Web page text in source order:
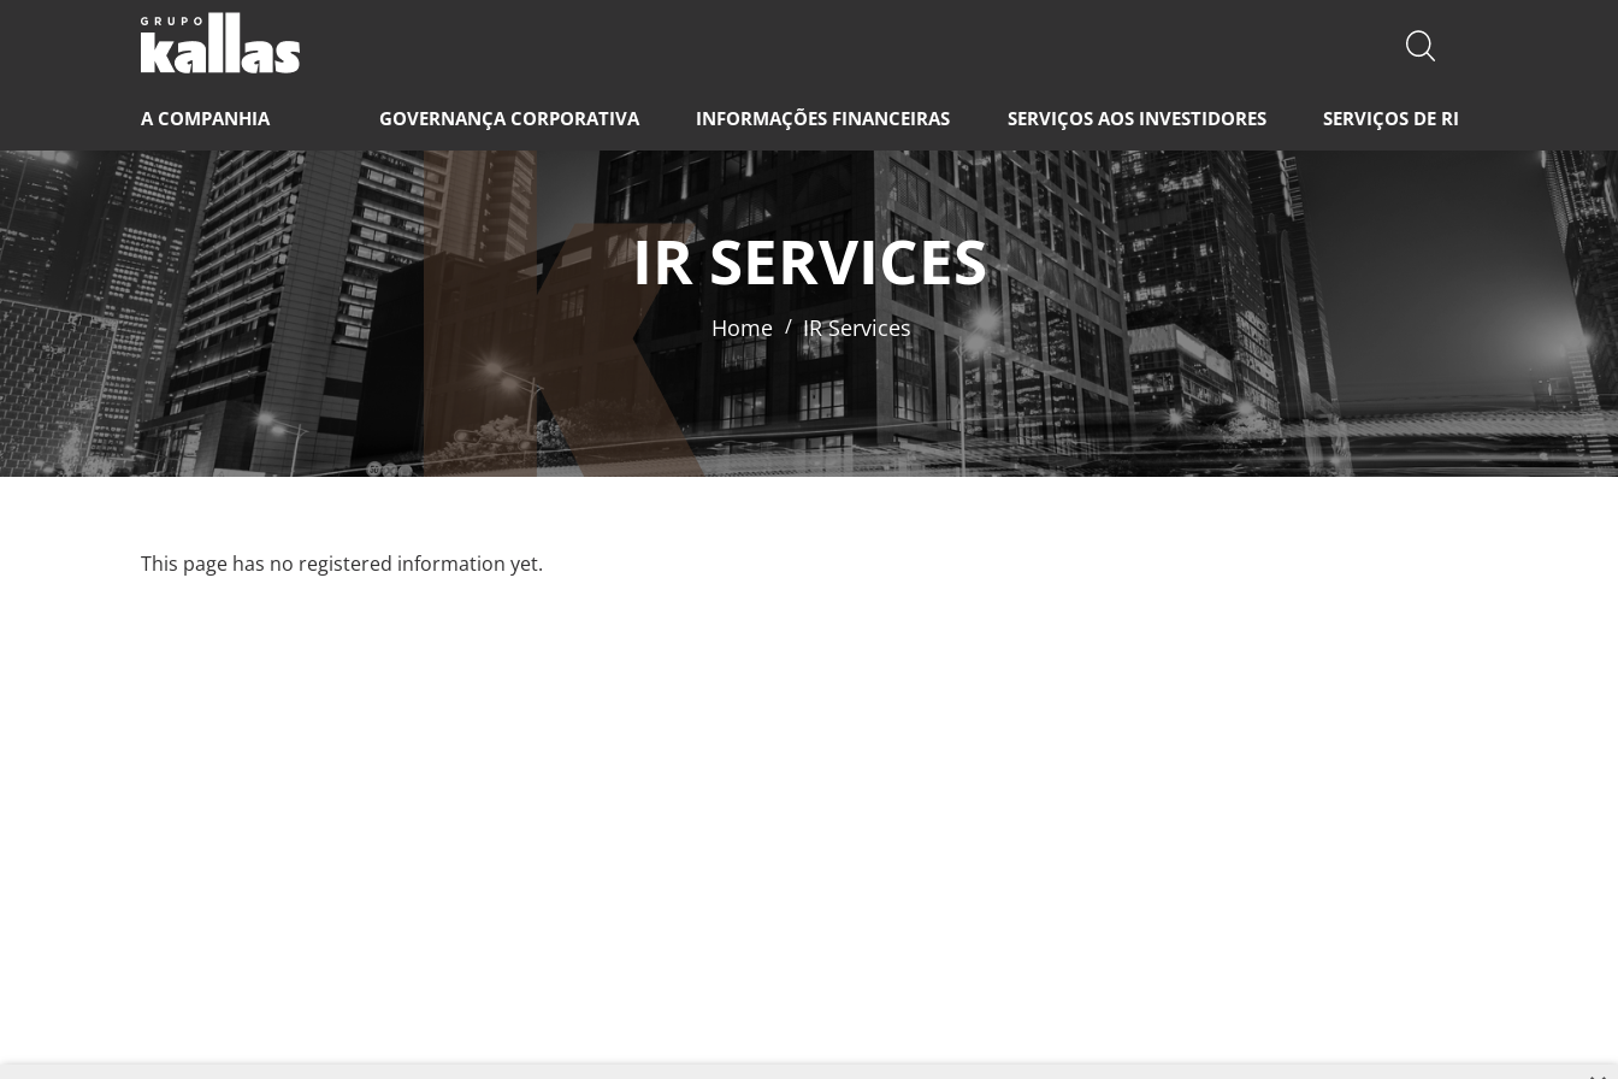
A COMPANHIA GOVERNANÇA CORPORATIVA INFORMAÇÕES FINANCEIRAS SERVIÇOS AOS INVESTIDORES SERVIÇOS DE RI
IR SERVICES
Home / IR Services
This page has no registered information yet.